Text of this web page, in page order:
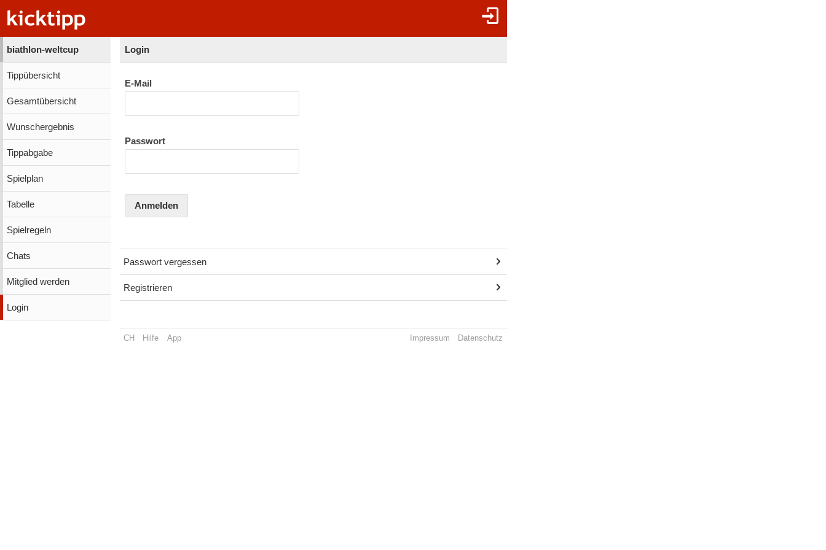
biathlon-weltcup
Tippübersicht
Gesamtübersicht
Wunschergebnis
Tippabgabe
Spielplan
Tabelle
Spielregeln
Chats
Mitglied werden
Login
Login
E-Mail
Passwort
Anmelden
Passwort vergessen
Registrieren
CH Hilfe App Impressum Datenschutz